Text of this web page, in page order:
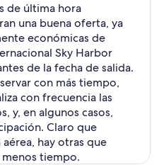
de última hora
una buena oferta, ya
económicas de
Sky Harbor
de la fecha de salida.
con más tiempo,
con frecuencia las
y, en algunos casos,
Claro que
hay otras que
tiempo.